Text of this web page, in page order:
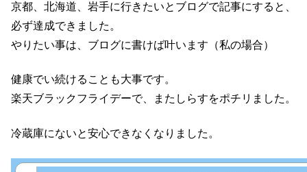
京都、北海道、岩手に行きたいとブログで記事にすると、
必ず達成できました。
やりたい事は、ブログに書けば叶います（私の場合）
健康でい続けることも大事です。
楽天ブラックフライデーで、またしらすをポチリました。
冷蔵庫にないと安心できなくなりました。